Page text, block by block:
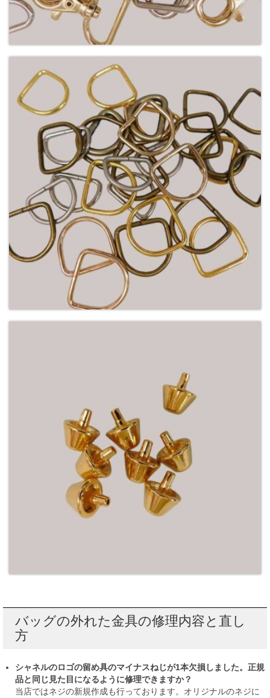
バッグの外れた金具の修理内容と直し
方
シャネルのロゴの留め具のマイナスねじが1本欠損しました。正規
品と同じ見た目になるように修理できますか？
当店ではネジの新規作成も行っております。オリジナルのネジに